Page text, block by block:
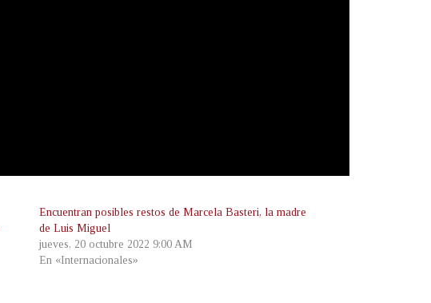
Encuentran posibles restos de Marcela Basteri, la madre
de Luis Miguel
jueves, 20 octubre 2022 9:00 AM
En «Internacionales»